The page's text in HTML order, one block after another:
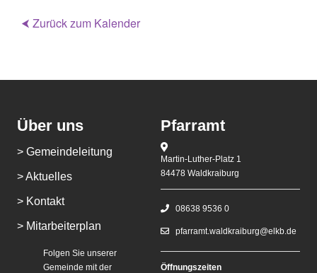
⮜ Zurück zum Kalender
Über uns
> Gemeindeleitung
> Aktuelles
> Kontakt
> Mitarbeiterplan
Folgen Sie unserer
Gemeinde mit der
Pfarramt
Martin-Luther-Platz 1
84478 Waldkraiburg
08638 9536 0
pfarramt.waldkraiburg@elkb.de
Öffnungszeiten